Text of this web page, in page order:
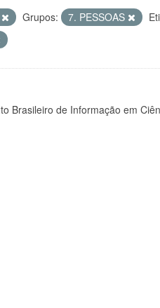
Grupos: 7. PESSOAS
Brasileiro de Informação em